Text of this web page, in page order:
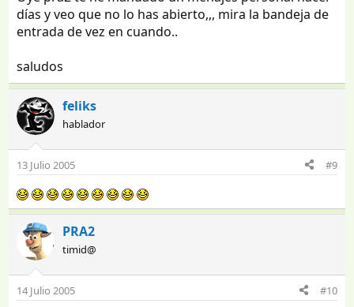
días y veo que no lo has abierto,,, mira la bandeja de
entrada de vez en cuando..
saludos
feliks
hablador
13 Julio 2005 #9
PRA2
timid@
14 Julio 2005 #10